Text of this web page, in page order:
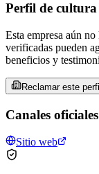
Perfil de
Esta empresa aún
verificadas pueden
beneficios y
Reclamar este perfil
Canales oficiales
Sitio web